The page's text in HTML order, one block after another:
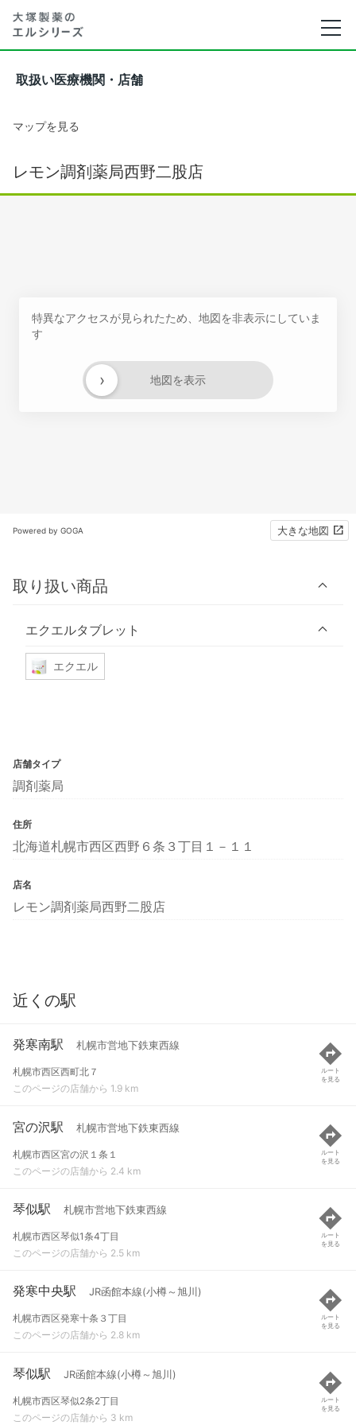
取扱い医療機関・店舗
マップを見る
レモン調剤薬局西野二股店
特異なアクセスが見られたため、地図を非表示にしていま
す
地図を表示
›
Powered by GOGA 大きな地図
取り扱い商品
エクエルタブレット
エクエル
店舗タイプ
調剤薬局
住所
北海道札幌市西区西野６条３丁目１－１１
店名
レモン調剤薬局西野二股店
近くの駅
発寒南駅 札幌市営地下鉄東西線
札幌市西区西町北７
このページの店舗から 1.9 km
ルート
を見る
宮の沢駅 札幌市営地下鉄東西線
札幌市西区宮の沢１条１
このページの店舗から 2.4 km
ルート
を見る
琴似駅 札幌市営地下鉄東西線
札幌市西区琴似1条4丁目
このページの店舗から 2.5 km
ルート
を見る
発寒中央駅 JR函館本線(小樽～旭川)
札幌市西区発寒十条３丁目
このページの店舗から 2.8 km
ルート
を見る
琴似駅 JR函館本線(小樽～旭川)
札幌市西区琴似2条2丁目
このページの店舗から 3 km
ルート
を見る